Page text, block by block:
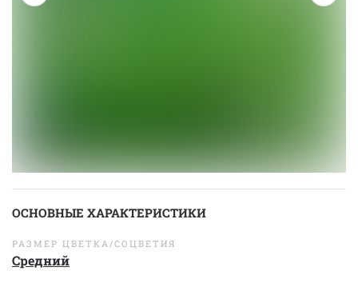
ОСНОВНЫЕ ХАРАКТЕРИСТИКИ
РАЗМЕР ЦВЕТКА/СОЦВЕТИЯ
Средний